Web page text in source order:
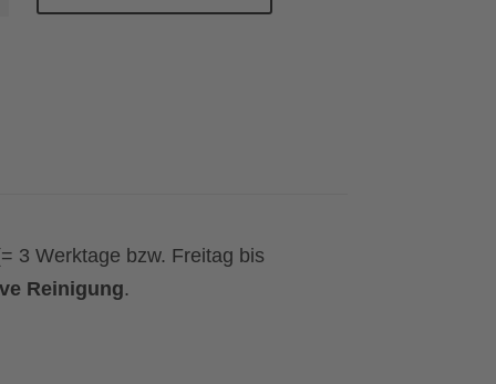
3 Werktage bzw. Freitag bis
Reinigung.